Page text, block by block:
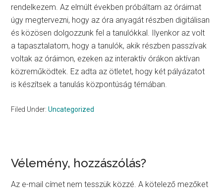
rendelkezem. Az elmúlt években próbáltam az óráimat
úgy megtervezni, hogy az óra anyagát részben digitálisan
és közösen dolgozzunk fel a tanulókkal. Ilyenkor az volt
a tapasztalatom, hogy a tanulók, akik részben passzívak
voltak az óráimon, ezeken az interaktív órákon aktívan
közreműködtek. Ez adta az ötletet, hogy két pályázatot
is készítsek a tanulás központúság témában.
Filed Under:Uncategorized
Reader
Interactions
Vélemény, hozzászólás?
Az e-mail címet nem tesszük közzé. A kötelező mezőket